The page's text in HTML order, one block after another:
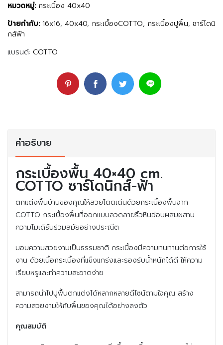
หมวดหมู่: กระเบื้อง 40x40
ป้ายกำกับ: 16x16, 40x40, กระเบื้องCOTTO, กระเบื้องปูพื้น, ซาร์โดนิ
กส์ฟ้า
แบรนด์: COTTO
คำอธิบาย
กระเบื้องพื้น 40×40 cm.
COTTO ซาร์โดนิกส์-ฟ้า
ตกแต่งพื้นบ้านของคุณให้สวยโดดเด่นด้วยกระเบื้องพื้นจาก
COTTO กระเบื้องพื้นที่ออกแบบลวดลายริ้วหินอ่อนผสมผสาน
ความโมเดิร์นร่วมสมัยอย่างประณีต
มอบความสวยงามเป็นธรรมชาติ กระเบื้องมีความทนทานต่อการใช้
งาน ด้วยเนื้อกระเบื้องที่แข็งแกร่งและรองรับน้ำหนักได้ดี ให้ความ
เรียบหรูและทำความสะอาดง่าย
สามารถนำไปปูพื้นตกแต่งได้หลากหลายดีไซน์ตามใจคุณ สร้าง
ความสวยงามให้กับพื้นของคุณได้อย่างลงตัว
คุณสมบัติ